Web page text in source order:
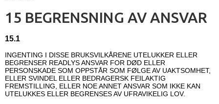
15 BEGRENSNING AV ANSVAR
15.1
INGENTING I DISSE BRUKSVILKÅRENE UTELUKKER ELLER
BEGRENSER READLYS ANSVAR FOR DØD ELLER
PERSONSKADE SOM OPPSTÅR SOM FØLGE AV UAKTSOMHET,
ELLER SVINDEL ELLER BEDRAGERSK FEILAKTIG
FREMSTILLING, ELLER NOE ANNET ANSVAR SOM IKKE KAN
UTELUKKES ELLER BEGRENSES AV UFRAVIKELIG LOV.